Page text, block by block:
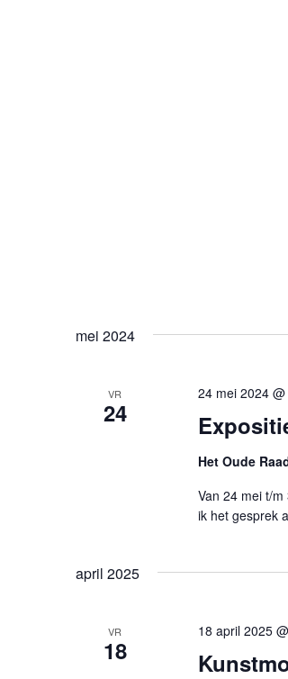
mei 2024
VR
24
24 mei 2024
Het Oude
Van 24 mei t/
ik het gesprek
april 2025
VR
18
18 april 2025